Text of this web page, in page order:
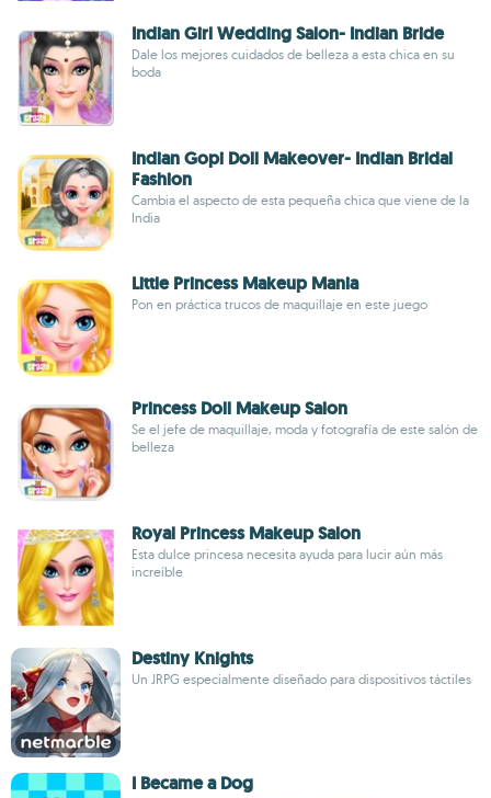
Indian Girl Wedding Salon- Indian Bride
Dale los mejores cuidados de belleza a esta chica en su
boda
Indian Gopi Doll Makeover- Indian Bridal
Fashion
Cambia el aspecto de esta pequeña chica que viene de la
India
Little Princess Makeup Mania
Pon en práctica trucos de maquillaje en este juego
Princess Doll Makeup Salon
Se el jefe de maquillaje, moda y fotografía de este salón de
belleza
Royal Princess Makeup Salon
Esta dulce princesa necesita ayuda para lucir aún más
increíble
Destiny Knights
Un JRPG especialmente diseñado para dispositivos táctiles
I Became a Dog